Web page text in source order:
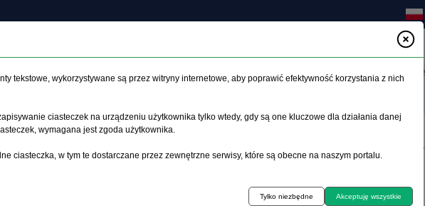
Archiwum Etyka Instrukcja dla autorów Kontakt
>Archiwum>zeszyt 4>Nierzeczywiste percepcje wzrokowe - analiza 233
tekstowe, wykorzystywane są przez witryny internetowe, aby poprawić efektywność korzystania z nich
ciasteczek na urządzeniu użytkownika tylko wtedy, gdy są one kluczowe dla działania danej
wymagana jest zgoda użytkownika.
ciasteczka, w tym te dostarczane przez zewnętrzne serwisy, które są obecne na naszym portalu.
Tylko niezbędne Akceptuję wszystkie